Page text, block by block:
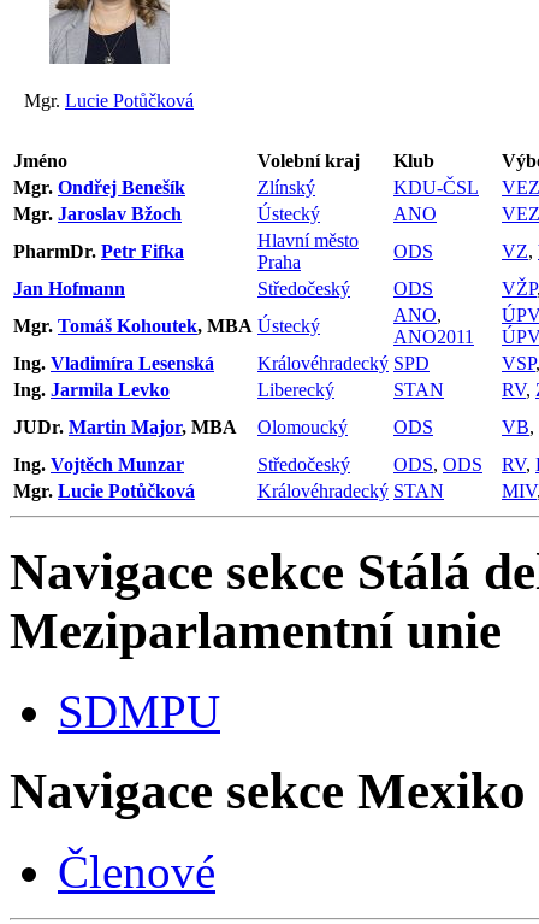
Mgr. Lucie Potůčková
Jméno Volební kraj Klub
Mgr. Ondřej Benešík Zlínský KDU-ČSL
VEZ
Mgr. Jaroslav Bžoch Ústecký ANO
VEZ
PharmDr. Petr Fifka
Hlavní město
Praha
ODS VZ,
Jan Hofmann
Středočeský ODS VŽP
Mgr. Tomáš Kohoutek, MBA Ústecký
ANO,
ANO2011
ÚPV
ÚPV
Ing. Vladimíra Lesenská Královéhradecký SPD VSP
Ing. Jarmila Levko Liberecký STAN RV,
JUDr. Martin Major, MBA Olomoucký ODS VB,
Ing. Vojtěch Munzar Středočeský ODS, ODS RV,
Mgr. Lucie Potůčková Královéhradecký STAN MIV
Navigace sekce Stálá
Meziparlamentní unie
SDMPU
Navigace sekce Mexiko
Členové